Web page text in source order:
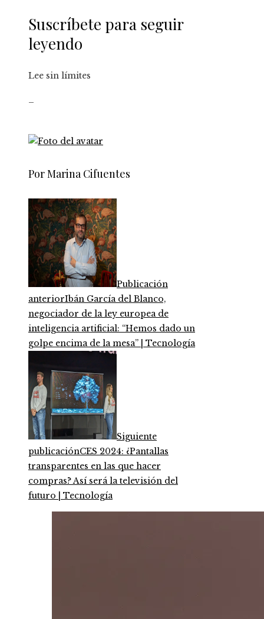
Suscríbete para seguir
leyendo
Lee sin límites
Por Marina Cifuentes
Publicación
anteriorIbán García del Blanco,
negociador de la ley europea de
inteligencia artificial: “Hemos dado un
golpe encima de la mesa” | Tecnología
Siguiente
publicaciónCES 2024: ¿Pantallas
transparentes en las que hacer
compras? Así será la televisión del
futuro | Tecnología